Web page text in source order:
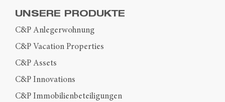
UNSERE PRODUKTE
C&P Anlegerwohnung
C&P Vacation Properties
C&P Assets
C&P Innovations
C&P Immobilienbeteiligungen